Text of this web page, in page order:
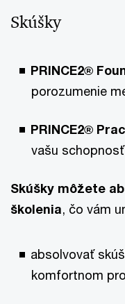
Skúšky
PRINCE2®
porozumenie
PRINCE2®
vašu
Skúšky môžete
školenia, čo vám
absolvovať
komfortnom